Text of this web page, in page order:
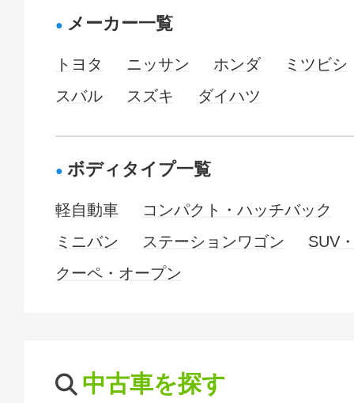
メーカー一覧
トヨタ ニッサン ホンダ
ミツビシ
スバル
スズキ ダイハツ
ボディタイプ一覧
軽自動車
コンパクト・ハッチバック
ミニバン
ステーションワゴン
SUV
クーペ・オープン
中古車を探す